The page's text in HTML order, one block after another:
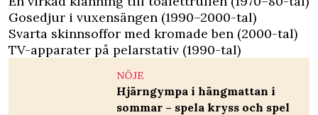
Gosedjur i vuxensängen (1990–2000-tal)
Svarta skinnsoffor med kromade ben (2000-tal)
TV-apparater på pelarstativ (1990-tal)
NÖJE
Hjärngympa i hängmattan i
sommar – spela kryss och spel